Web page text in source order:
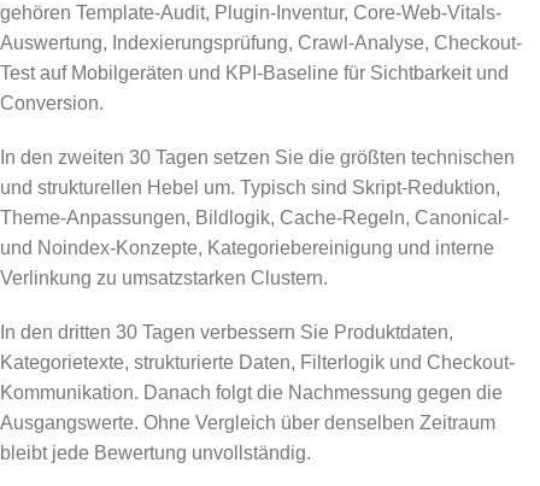
gehören Template-Audit, Plugin-Inventur, Core-Web-Vitals-
Auswertung, Indexierungsprüfung, Crawl-Analyse, Checkout-
Test auf Mobilgeräten und KPI-Baseline für Sichtbarkeit und
Conversion.
In den zweiten 30 Tagen setzen Sie die größten technischen
und strukturellen Hebel um. Typisch sind Skript-Reduktion,
Theme-Anpassungen, Bildlogik, Cache-Regeln, Canonical-
und Noindex-Konzepte, Kategoriebereinigung und interne
Verlinkung zu umsatzstarken Clustern.
In den dritten 30 Tagen verbessern Sie Produktdaten,
Kategorietexte, strukturierte Daten, Filterlogik und Checkout-
Kommunikation. Danach folgt die Nachmessung gegen die
Ausgangswerte. Ohne Vergleich über denselben Zeitraum
bleibt jede Bewertung unvollständig.